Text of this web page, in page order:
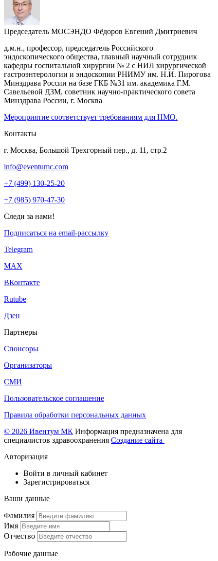
Председатель МОСЭНДО Фёдоров Евгений Дмитриевич
д.м.н., профессор, председатель Российского
эндоскопического общества, главный научный сотрудник
кафедры госпитальной хирургии № 2 с НИЛ хирургической
гастроэнтерологии и эндоскопии РНИМУ им. Н.И. Пирогова
Минздрава России на базе ГКБ №31 им. академика Г.М.
Савельевой ДЗМ, советник научно-практического совета
Минздрава России, г. Москва
Мероприятие соответствует требованиям для НМО.
Контакты
г. Москва, Большой Трехгорный пер., д. 11, стр.2
info@eventumc.com
+7 (499) 130-25-20
+7 (985) 970-47-30
Следи за нами!
Подписаться на email-рассылку
Telegram
МАХ
ВКонтакте
Rutube
Дзен
Партнеры
Спонсоры
Организаторы
СМИ
Пользовательское соглашение
Правила обработки персональных данных
© 2026 Ивентум МК Информация предназначена для
специалистов здравоохранения Создание сайта
Авторизация
Войти в личный кабинет
Зарегистрироваться
Ваши данные
Фамилия
Имя
Отчество
Рабочие данные